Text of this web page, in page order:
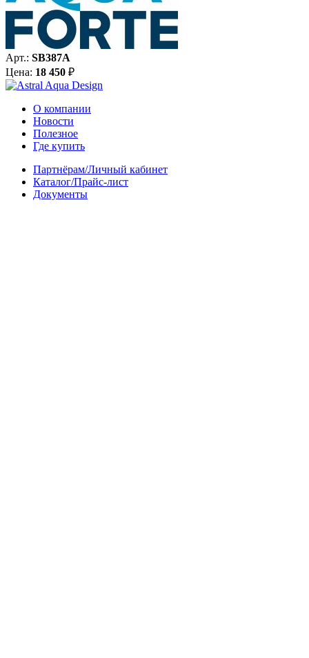
Арт.: SB387A
Цена: 18 450 ₽
О компании
Новости
Полезное
Где купить
Партнёрам/Личный кабинет
Каталог/Прайс-лист
Документы